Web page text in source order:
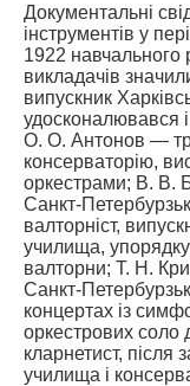
Документальні
інструментів у
1922 навчального
викладачів
випускник
удосконалювався
О. О. Антонов —
консерваторію,
оркестрами; В. В.
Санкт-
валторніст,
училища,
валторни; Т. Н.
Санкт-
концертах із
оркестрових
кларнетист, після
училища і